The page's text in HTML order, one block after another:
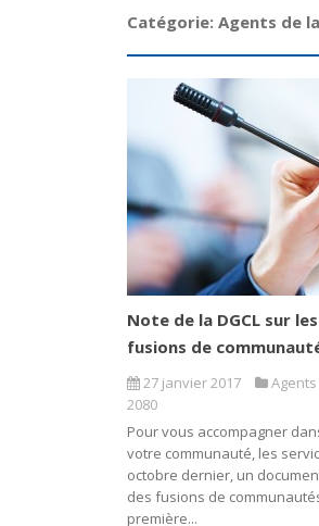
Catégorie: Agents de
Note de la DGCL sur
fusions de
27 janvier 2017
2080
Pour vous accompagner
votre communauté, les
octobre dernier, un
des fusions de
première...